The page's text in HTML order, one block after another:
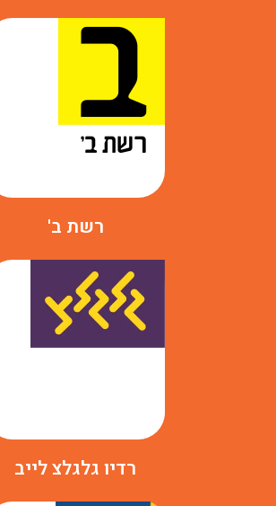
רשת ב'
רדיו גלגלצ לייב